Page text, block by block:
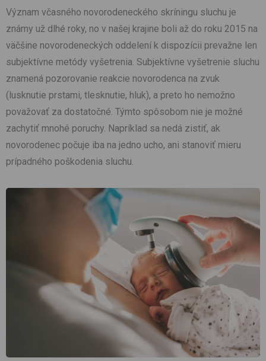
Význam včasného novorodeneckého skríningu sluchu je
známy už dlhé roky, no v našej krajine boli až do roku 2015 na
väčšine novorodeneckých oddelení k dispozícii prevažne len
subjektívne metódy vyšetrenia. Subjektívne vyšetrenie sluchu
znamená pozorovanie reakcie novorodenca na zvuk
(lusknutie prstami, tlesknutie, hluk), a preto ho nemožno
považovať za dostatočné. Týmto spôsobom nie je možné
zachytiť mnohé poruchy. Napríklad sa nedá zistiť, ak
novorodenec počuje iba na jedno ucho, ani stanoviť mieru
prípadného poškodenia sluchu.